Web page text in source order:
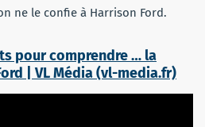
ne le confie à Harrison Ford.
pour comprendre … la
| VL Média (vl-media.fr)